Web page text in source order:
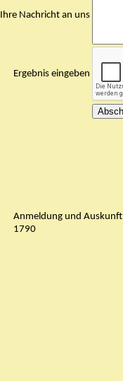
Ihre Nachricht an uns
Ergebnis eingeben
Anmeldung und
1790